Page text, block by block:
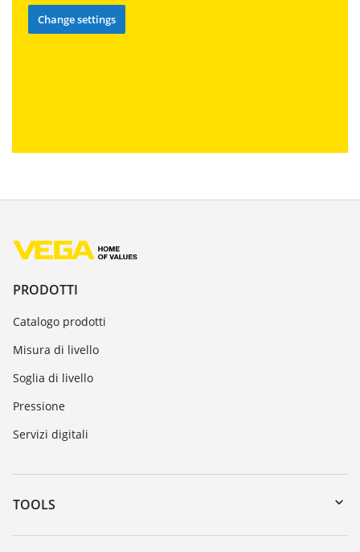
Change settings
PRODOTTI
Catalogo prodotti
Misura di livello
Soglia di livello
Pressione
Servizi digitali
TOOLS
Downloads